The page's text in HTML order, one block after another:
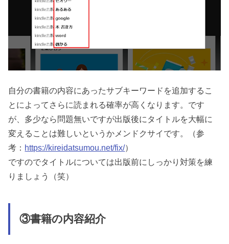
自分の書籍の内容にあったサブキーワードを追加するこ
とによってさらに読まれる確率が高くなります。 です
が、多少なら問題無いですが出版後にタイトルを大幅に
変えることは難しいというかメンドクサイです。（参
考： https://kireidatsumou.net/fix/）
ですのでタイトルについては出版前にしっかり対策を練
りましょう（笑）
③書籍の内容紹介